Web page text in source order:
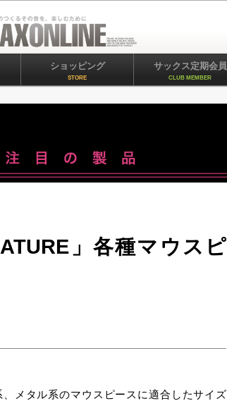
ショッピング
STORE
サックス定期会員
CLUB MEMBER
」各種マウスピ
、メタル系のマウスピースに適合したサイズ